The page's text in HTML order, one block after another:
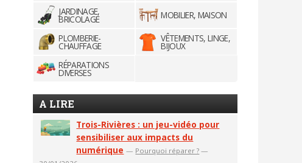
JARDINAGE,
BRICOLAGE
MOBILIER, MAISON
PLOMBERIE-
CHAUFFAGE
VÊTEMENTS, LINGE,
BIJOUX
RÉPARATIONS
DIVERSES
A LIRE
Trois-Rivières : un jeu-vidéo pour
sensibiliser aux impacts du
numérique — Pourquoi réparer ? —